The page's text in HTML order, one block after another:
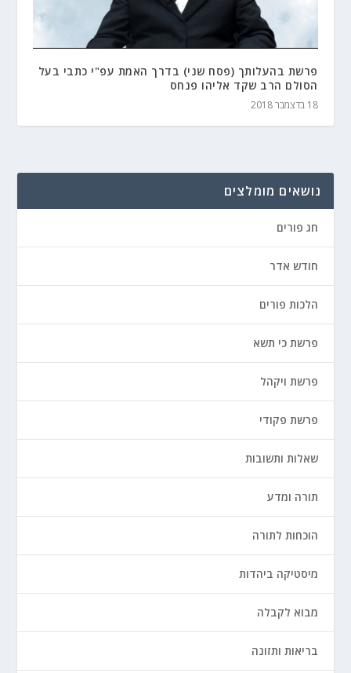
פרשת בהעלותך (פסח שני) בדרך האמת עפ"י כתבי בעל
הסולם הרב שקד אליהו פנחס
18 בדצמבר 2018
נושאים מומלצים
חג פורים
חודש אדר
הלכות פורים
פרשת כי תשא
פרשת ויקהל
פרשת פקודי
שאלות ותשובות
תורה ומדע
הוכחות לתורה
מיסטיקה ביהדות
מבוא לקבלה
בריאות ותזונה